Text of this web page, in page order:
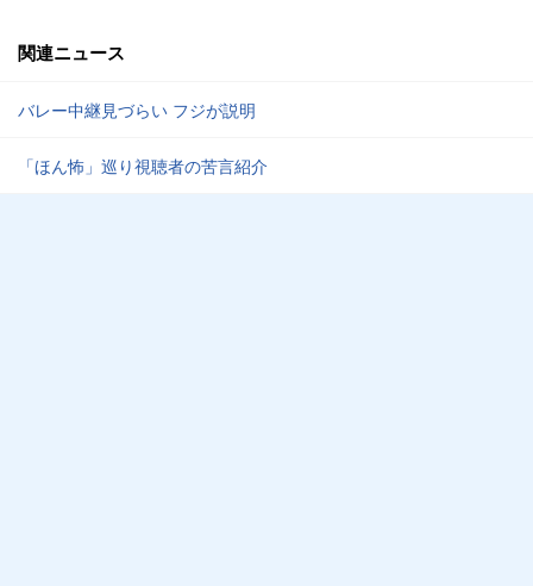
関連ニュース
バレー中継見づらい フジが説明
「ほん怖」巡り視聴者の苦言紹介